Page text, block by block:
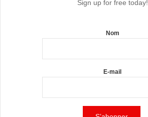
Sign up for free today!
Nom
E-mail